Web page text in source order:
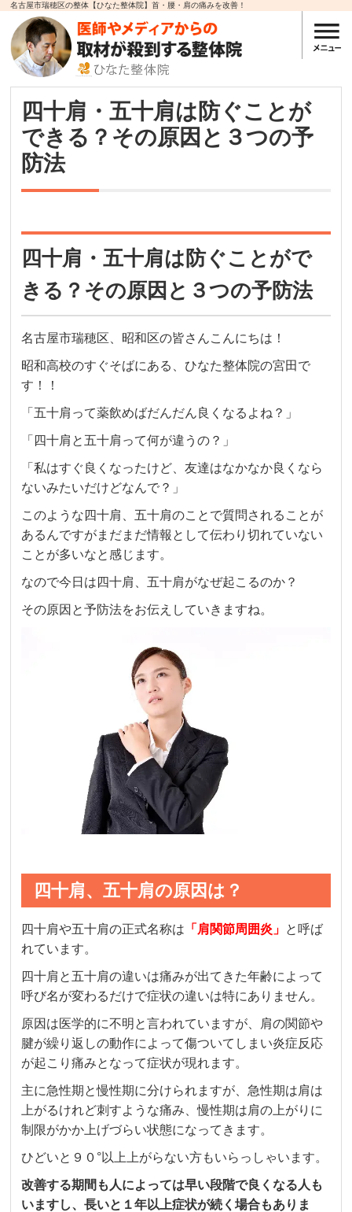
名古屋市瑞穂区の整体【ひなた整体院】首・腰・肩の痛みを改善！
四十肩・五十肩は防ぐことが
できる？その原因と３つの予
防法
四十肩・五十肩は防ぐことがで
きる？その原因と３つの予防法
名古屋市瑞穂区、昭和区の皆さんこんにちは！
昭和高校のすぐそばにある、ひなた整体院の宮田で
す！！
「五十肩って薬飲めばだんだん良くなるよね？」
「四十肩と五十肩って何が違うの？」
「私はすぐ良くなったけど、友達はなかなか良くなら
ないみたいだけどなんで？」
このような四十肩、五十肩のことで質問されることが
あるんですがまだまだ情報として伝わり切れていない
ことが多いなと感じます。
なので今日は四十肩、五十肩がなぜ起こるのか？
その原因と予防法をお伝えしていきますね。
四十肩、五十肩の原因は？
四十肩や五十肩の正式名称は 「肩関節周囲炎」 と呼ば
れています。
四十肩と五十肩の違いは痛みが出てきた年齢によって
呼び名が変わるだけで症状の違いは特にありません。
原因は医学的に不明と言われていますが、肩の関節や
腱が繰り返しの動作によって傷ついてしまい炎症反応
が起こり痛みとなって症状が現れます。
主に急性期と慢性期に分けられますが、急性期は肩は
上がるけれど刺すような痛み、慢性期は肩の上がりに
制限がかか上げづらい状態になってきます。
ひどいと９０°以上上がらない方もいらっしゃいます。
改善する期間も人によっては早い段階で良くなる人も
いますし、長いと１年以上症状が続く場合もありま